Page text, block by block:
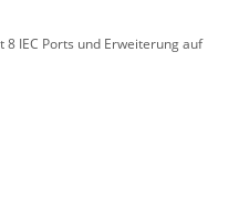
IEC Ports und Erweiterung auf